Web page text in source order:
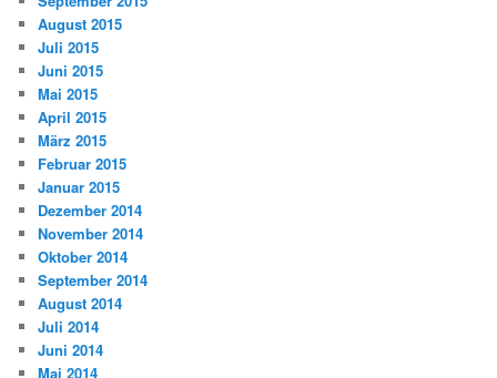
August 2015
Juli 2015
Juni 2015
Mai 2015
April 2015
März 2015
Februar 2015
Januar 2015
Dezember 2014
November 2014
Oktober 2014
September 2014
August 2014
Juli 2014
Juni 2014
Mai 2014